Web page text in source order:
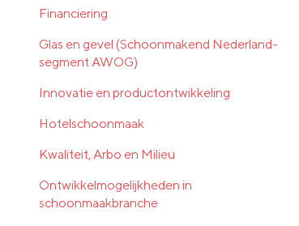
Financiering
Glas en gevel (Schoonmakend Nederland-
segment AWOG)
Innovatie en productontwikkeling
Hotelschoonmaak
Kwaliteit, Arbo en Milieu
Ontwikkelmogelijkheden in
schoonmaakbranche